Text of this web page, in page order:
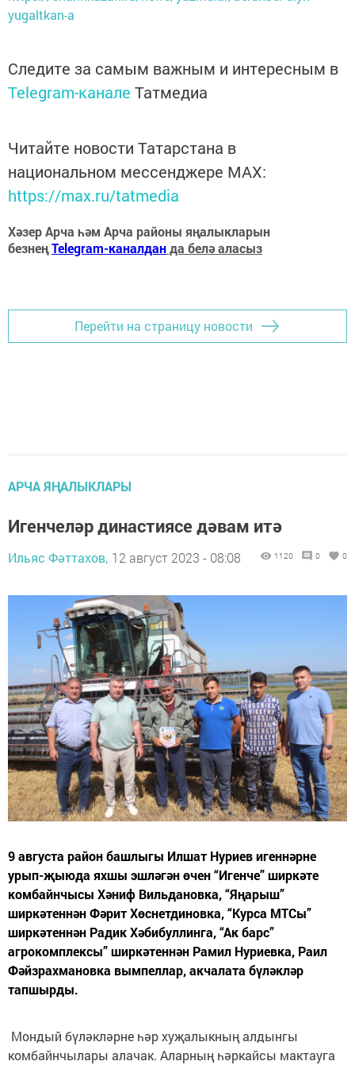
yugaltkan-a
Следите за самым важным и интересным в
Telegram-канале Татмедиа
Читайте новости Татарстана в
национальном мессенджере MАХ:
https://max.ru/tatmedia
Хәзер Арча һәм Арча районы яңалыкларын
безнеңTelegram-каналданда белә аласыз
Перейти на страницу новости
АРЧА ЯҢАЛЫКЛАРЫ
Игенчеләр династиясе дәвам итә
Ильяс Фәттахов, 12 август 2023 - 08:08 1120 0 0
9 августа район башлыгы Илшат Нуриев игеннәрне
урып-җыюда яхшы эшләгән өчен “Игенче” ширкәте
комбайнчысы Хәниф Вильдановка, “Яңарыш”
ширкәтеннән Фәрит Хөснетдиновка, “Курса МТСы”
ширкәтеннән Радик Хәбибуллинга, “Ак барс”
агрокомплексы” ширкәтеннән Рамил Нуриевка, Раил
Фәйзрахмановка вымпеллар, акчалата бүләкләр
тапшырды.
Мондый бүләкләрне һәр хуҗалыкның алдынгы
комбайнчылары алачак. Аларның һәркайсы мактауга